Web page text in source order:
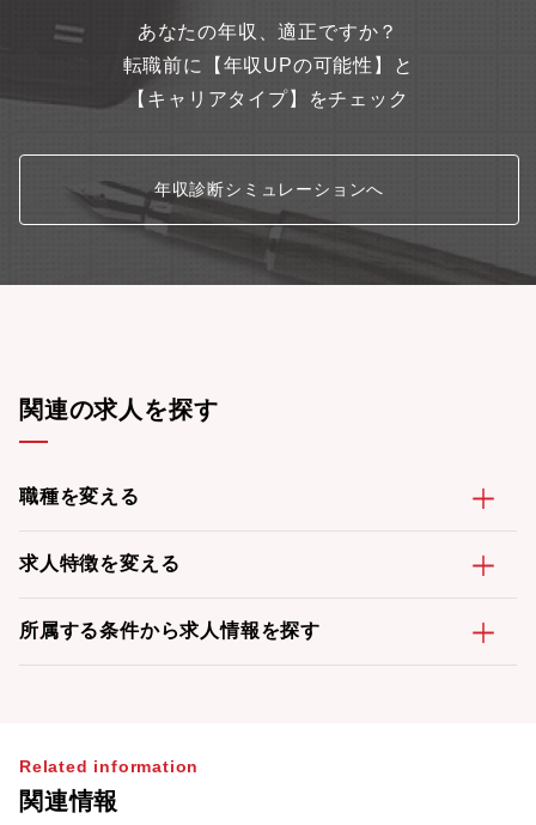
あなたの年収、適正ですか？
転職前に【年収UPの可能性】と
【キャリアタイプ】をチェック
年収診断シミュレーションへ
関連の求人を探す
職種を変える
求人特徴を変える
所属する条件から求人情報を探す
Related information
関連情報